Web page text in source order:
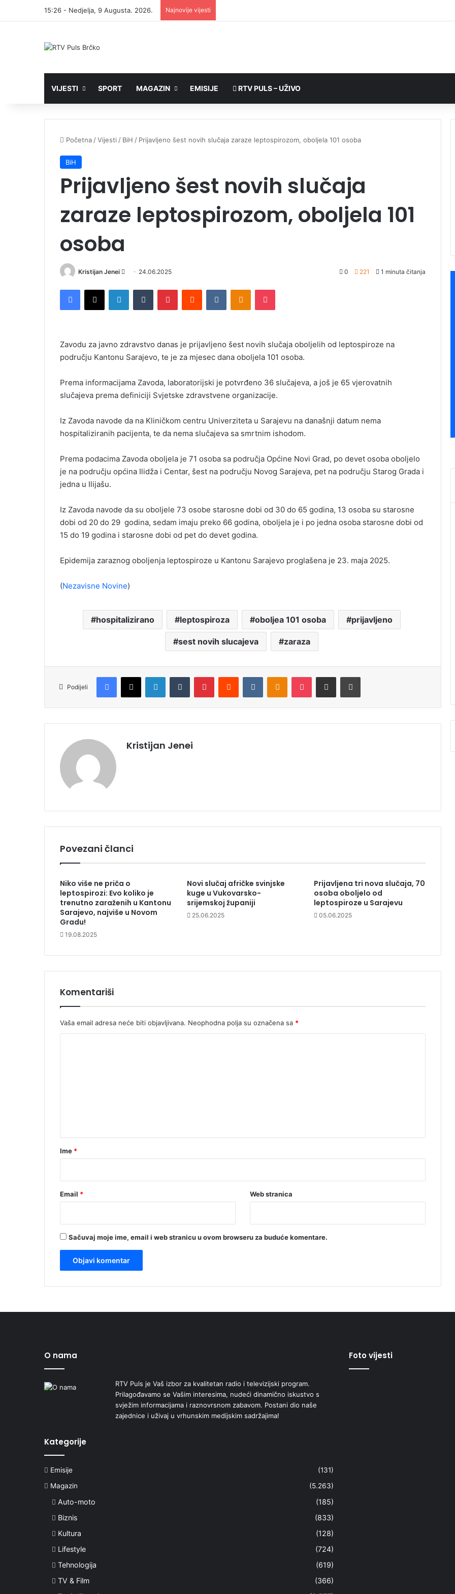
15:26 - Nedjelja, 9 Augusta. 2026. Najnovije vijesti
VIJESTI SPORT MAGAZIN EMISIJE RTV PULS – UŽIVO
Početna /Vijesti / BiH / Prijavljeno šest novih slučaja zaraze leptospirozom, oboljela 101 osoba
BiH
Prijavljeno šest novih slučaja
zaraze leptospirozom, oboljela 101
osoba
Kristijan Jenei
d
e
m
i
l
24.06.2025 0 221 1 minuta čitanja
Zavodu za javno zdravstvo danas je prijavljeno šest novih slučaja oboljelih od leptospiroze na
području Kantonu Sarajevo, te je za mjesec dana oboljela 101 osoba.
Prema informacijama Zavoda, laboratorijski je potvrđeno 36 slučajeva, a još je 65 vjerovatnih
slučajeva prema definiciji Svjetske zdravstvene organizacije.
Iz Zavoda navode da na Kliničkom centru Univerziteta u Sarajevu na današnji datum nema
hospitaliziranih pacijenta, te da nema slučajeva sa smrtnim ishodom.
Prema podacima Zavoda oboljela je 71 osoba sa područja Općine Novi Grad, po devet osoba oboljelo
je na području općina Ilidža i Centar, šest na području Novog Sarajeva, pet na području Starog Grada i
jedna u Ilijašu.
Iz Zavoda navode da su oboljele 73 osobe starosne dobi od 30 do 65 godina, 13 osoba su starosne
dobi od 20 do 29 godina, sedam imaju preko 66 godina, oboljela je i po jedna osoba starosne dobi od
15 do 19 godina i starosne dobi od pet do devet godina.
Epidemija zaraznog oboljenja leptospiroze u Kantonu Sarajevo proglašena je 23. maja 2025.
(Nezavisne Novine)
hospitalizirano leptospiroza oboljea 101 osoba prijavljeno
sest novih slucajeva zaraza
Podijeli
Kristijan Jenei
Povezani članci
Niko više ne priča o
leptospirozi: Evo koliko je
trenutno zaraženih u Kantonu
Sarajevo, najviše u Novom
Gradu!
19.08.2025
Novi slučaj afričke svinjske
kuge u Vukovarsko-
srijemskoj županiji
25.06.2025
Prijavljena tri nova slučaja, 70
osoba oboljelo od
leptospiroze u Sarajevu
05.06.2025
Komentariši
Vaša email adresa neće biti objavljivana. Neophodna polja su označena sa *
rIme *
Email * Web stranica
Sačuvaj moje ime, email i web stranicu u ovom browseru za buduće komentare.
O nama
RTV Puls je Vaš izbor za kvalitetan radio i televizijski program.
Prilagođavamo se Vašim interesima, nudeći dinamično iskustvo s
svježim informacijama i raznovrsnom zabavom. Postani dio naše
zajednice i uživaj u vrhunskim medijskim sadržajima!
Kategorije
Emisije
(131)
Magazin
(5.263)
Auto-moto
(185)
Biznis
(833)
Kultura
(128)
Lifestyle
(724)
Tehnologija
(619)
TV & Film
(366)
Foto vijesti